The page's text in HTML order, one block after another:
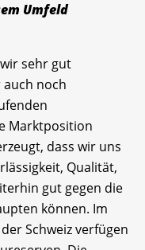
Umfeld
sehr gut
noch
Marktposition
dass wir uns
Qualität,
gut gegen die
können. Im
Schweiz verfügen